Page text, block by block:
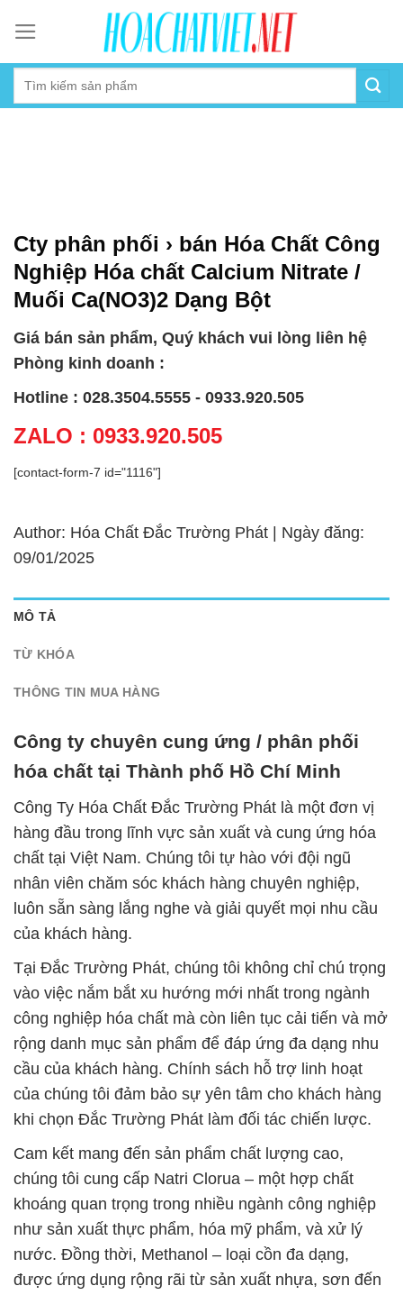
content
Cty phân phối › bán Hóa Chất Công
Nghiệp Hóa chất Calcium Nitrate /
Muối Ca(NO3)2 Dạng Bột
Giá bán sản phẩm, Quý khách vui lòng liên hệ
Phòng kinh doanh :
Hotline : 028.3504.5555 - 0933.920.505
ZALO : 0933.920.505
[contact-form-7 id="1116"]
Author: Hóa Chất Đắc Trường Phát | Ngày đăng:
09/01/2025
MÔ TẢ
TỪ KHÓA
THÔNG TIN MUA HÀNG
Công ty chuyên cung ứng / phân phối
hóa chất tại Thành phố Hồ Chí Minh
Công Ty Hóa Chất Đắc Trường Phát là một đơn vị
hàng đầu trong lĩnh vực sản xuất và cung ứng hóa
chất tại Việt Nam. Chúng tôi tự hào với đội ngũ
nhân viên chăm sóc khách hàng chuyên nghiệp,
luôn sẵn sàng lắng nghe và giải quyết mọi nhu cầu
của khách hàng.
Tại Đắc Trường Phát, chúng tôi không chỉ chú trọng
vào việc nắm bắt xu hướng mới nhất trong ngành
công nghiệp hóa chất mà còn liên tục cải tiến và mở
rộng danh mục sản phẩm để đáp ứng đa dạng nhu
cầu của khách hàng. Chính sách hỗ trợ linh hoạt
của chúng tôi đảm bảo sự yên tâm cho khách hàng
khi chọn Đắc Trường Phát làm đối tác chiến lược.
Cam kết mang đến sản phẩm chất lượng cao,
chúng tôi cung cấp Natri Clorua – một hợp chất
khoáng quan trọng trong nhiều ngành công nghiệp
như sản xuất thực phẩm, hóa mỹ phẩm, và xử lý
nước. Đồng thời, Methanol – loại cồn đa dạng,
được ứng dụng rộng rãi từ sản xuất nhựa, sơn đến